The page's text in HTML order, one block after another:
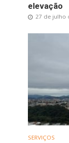
elevação
27 de julho
SERVIÇOS